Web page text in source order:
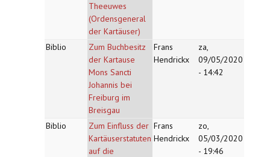
Theeuwes
(Ordensgeneral
der Kartäuser)
Biblio
Zum Buchbesitz
der Kartause
Mons Sancti
Johannis bei
Freiburg im
Breisgau
Frans
Hendrickx
za,
09/05/2020
- 14:42
Biblio
Zum Einfluss der
Kartäuserstatuten
auf die
Frans
Hendrickx
zo,
05/03/2020
- 19:46